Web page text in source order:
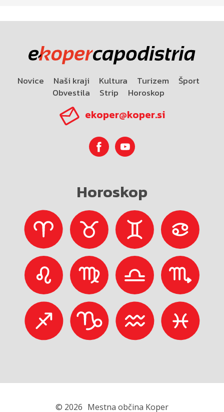
Novice Naši kraji Kultura Turizem
Šport
Obvestila
Strip Horoskop
ekoper@koper.si
Horoskop
© 2026 Mestna občina Koper